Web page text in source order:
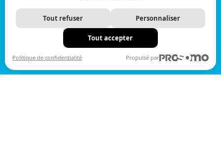
Tout refuser Personnaliser
Tout accepter
Politique de confidentialité Propulsé par